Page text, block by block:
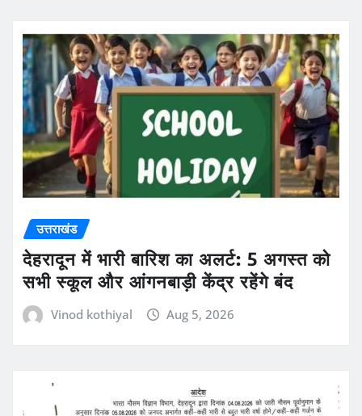
उत्तराखंड
देहरादून में भारी बारिश का अलर्ट: 5 अगस्त को
सभी स्कूल और आंगनबाड़ी केंद्र रहेंगे बंद
Vinod kothiyal Aug 5, 2026